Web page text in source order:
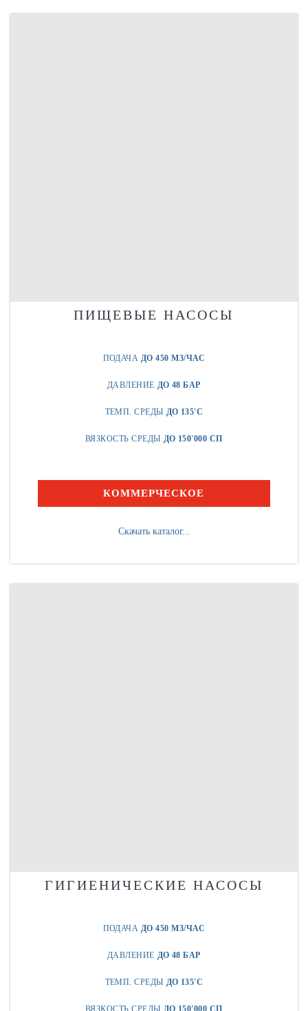
ПИЩЕВЫЕ НАСОСЫ
ПОДАЧА ДО 450 М3/ЧАС
ДАВЛЕНИЕ ДО 48 БАР
ТЕМП. СРЕДЫ ДО 135'C
ВЯЗКОСТЬ СРЕДЫ ДО 150'000 СП
КОММЕРЧЕСКОЕ
Скачать каталог...
ГИГИЕНИЧЕСКИЕ НАСОСЫ
ПОДАЧА ДО 450 М3/ЧАС
ДАВЛЕНИЕ ДО 48 БАР
ТЕМП. СРЕДЫ ДО 135'C